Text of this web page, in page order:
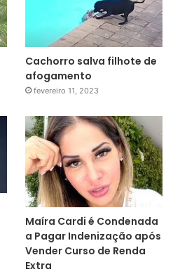
Cachorro salva filhote de
afogamento
fevereiro 11, 2023
Maíra Cardi é Condenada
a Pagar Indenização após
Vender Curso de Renda
Extra